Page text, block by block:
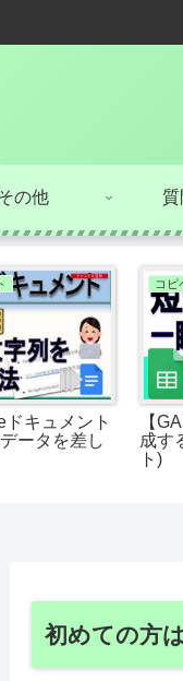
の他
ドキュメント
ータを差し
コピ
【
成す
ト)
初めての方